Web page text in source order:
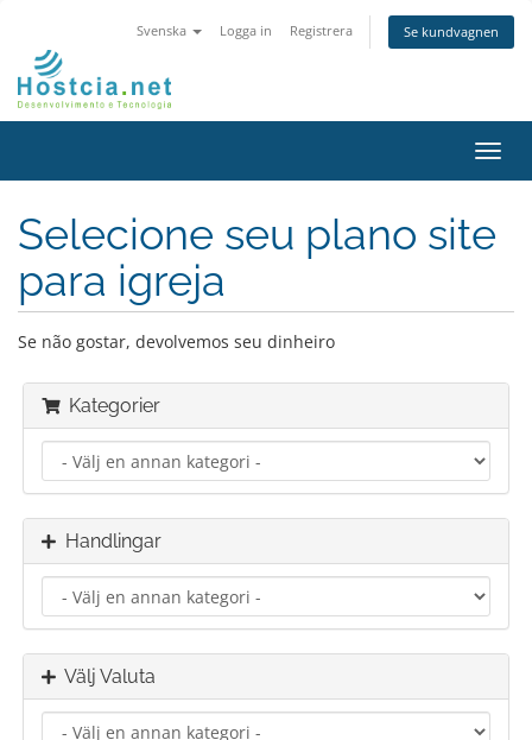
Svenska Logga in Registrera Se kundvagnen
Växla
Selecione seu plano site
para igreja
Se não gostar, devolvemos seu dinheiro
Kategorier
Handlingar
Välj Valuta